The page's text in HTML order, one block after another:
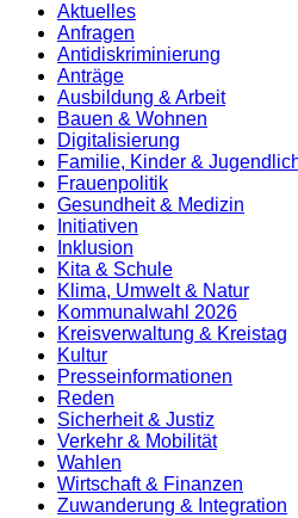
Aktuelles
Anfragen
Antidiskrimi­nierung
Anträge
Ausbildung & Arbeit
Bauen & Wohnen
Digitalisierung
Familie, Kinder &
Frauenpolitik
Gesundheit & Medizin
Initiativen
Inklusion
Kita & Schule
Klima, Umwelt & Natur
Kommunalwahl 2026
Kreisverwaltung & Kreistag
Kultur
Presse­informationen
Reden
Sicherheit & Justiz
Verkehr & Mobilität
Wahlen
Wirtschaft & Finanzen
Zuwanderung & Integration